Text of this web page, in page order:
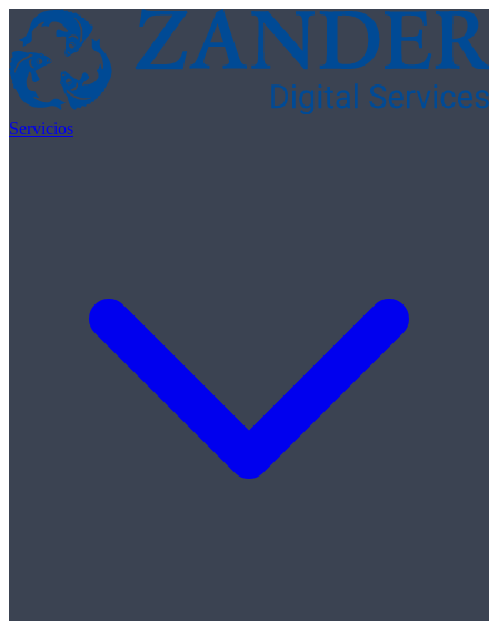
Skip to content
Servicios